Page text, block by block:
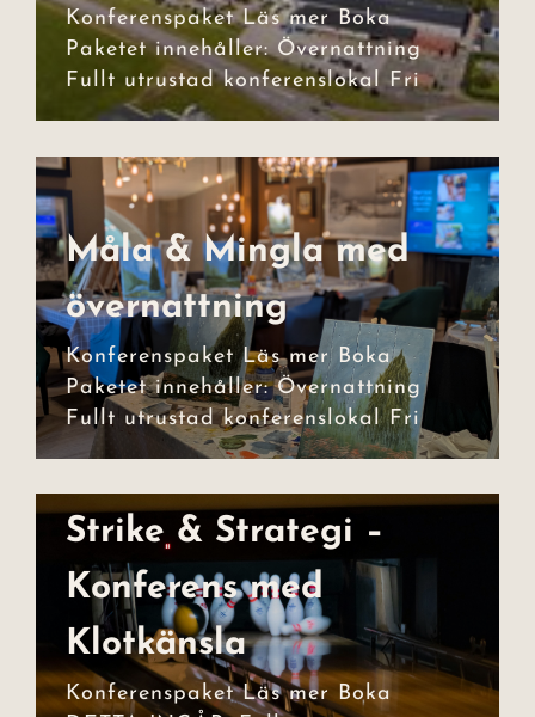
Event
Lars Lerin
Uppleva
Om hotellet
Kontakt
Konferenspaket Läs mer Boka
Paketet innehåller: Övernattning
Fullt utrustad konferenslokal Fri
Måla & Mingla med
övernattning
Måla & Mingla med
övernattning
Konferenspaket Läs mer Boka
Paketet innehåller: Övernattning
Fullt utrustad konferenslokal Fri
Strike & Strategi –
Konferens med
Klotkänsla
Strike & Strategi –
Konferens med
Klotkänsla
Konferenspaket Läs mer Boka